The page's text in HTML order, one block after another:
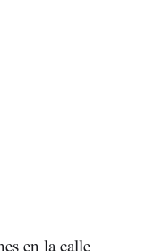
en la calle